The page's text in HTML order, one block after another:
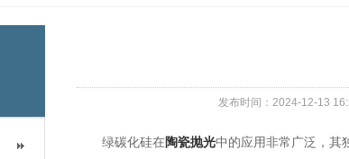
发布时间：2024-12-13
绿碳化硅在陶瓷抛光中的应用非常广泛，其